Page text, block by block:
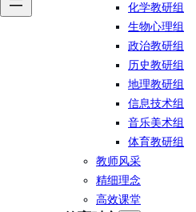
化学教研组
生物心理组
政治教研组
历史教研组
地理教研组
信息技术组
音乐美术组
体育教研组
教师风采
精细理念
高效课堂